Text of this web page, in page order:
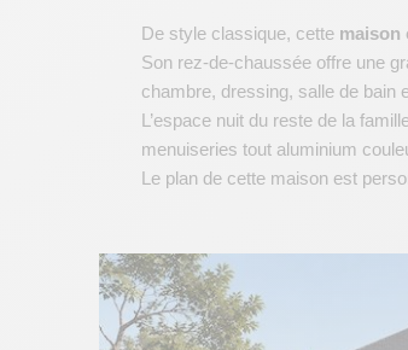
De style classique, cette maison
Son rez-de-chaussée offre une
chambre, dressing, salle de bain
L’espace nuit du reste de la
menuiseries tout aluminium
Le plan de cette maison est